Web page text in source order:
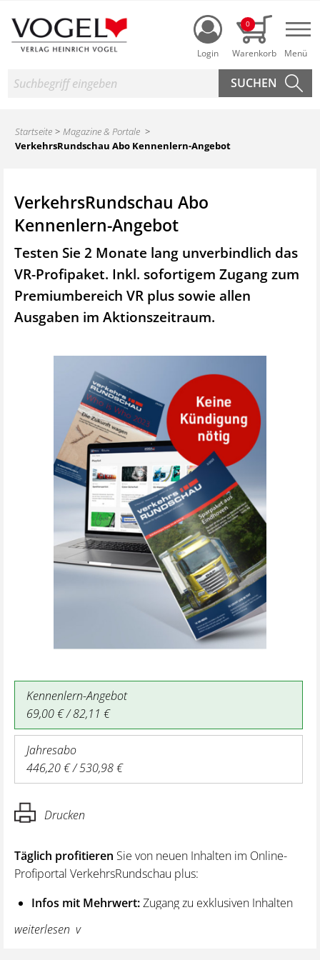
Login
0
Suche
Startseite
Magazine & Portale
VerkehrsRundschau Abo Kennenlern-Angebot
VerkehrsRundschau Abo
Kennenlern-Angebot
Testen Sie 2 Monate lang unverbindlich das
VR-Profipaket. Inkl. sofortigem Zugang zum
Premiumbereich VR plus sowie allen
Ausgaben im Aktionszeitraum.
Kennenlern-Angebot
69,00 € / 82,11 €
Jahresabo
446,20 € / 530,98 €
Drucken
Täglich profitieren Sie von neuen Inhalten im Online-
Profiportal VerkehrsRundschau plus:
Infos mit Mehrwert:Zugang zu exklusiven Inhalten
und Hintergrundwissen – von aktuellen Regelungen
wie z. B. bei den Lenk- und Ruhezeiten,
weiterlesen